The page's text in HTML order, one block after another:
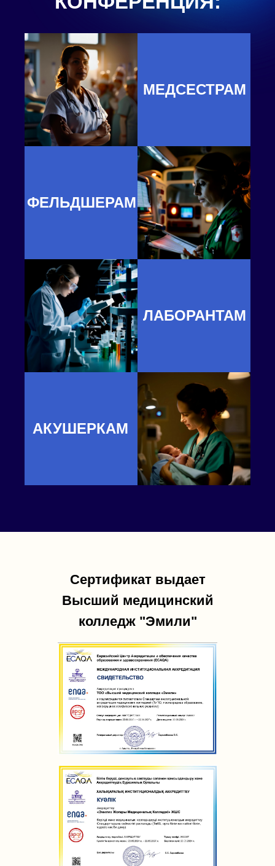
МЕДСЕСТРАМ
ФЕЛЬДШЕРАМ
ЛАБОРАНТАМ
АКУШЕРКАМ
Сертификат выдает
Высший медицинский
колледж "Эмили"